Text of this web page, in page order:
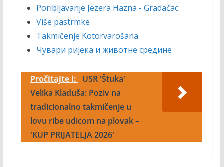
Poribljavanje Jezera Hazna - Gradačac
Više pastrmke
Takmičenje Kotorvarošana
Чувари ријека и животне средине
Pročitajte i:
USR 'Štuka'
Velika Kladuša: Poziv na
tradicionalno takmičenje u
lovu ribe udicom na plovak –
'KUP PRIJATELJA 2026'